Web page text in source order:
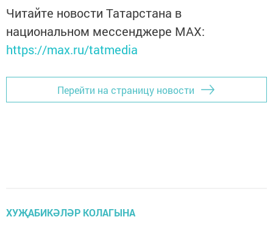
Читайте новости Татарстана в
национальном мессенджере MАХ:
https://max.ru/tatmedia
Перейти на страницу новости
ХУҖАБИКӘЛӘР КОЛАГЫНА